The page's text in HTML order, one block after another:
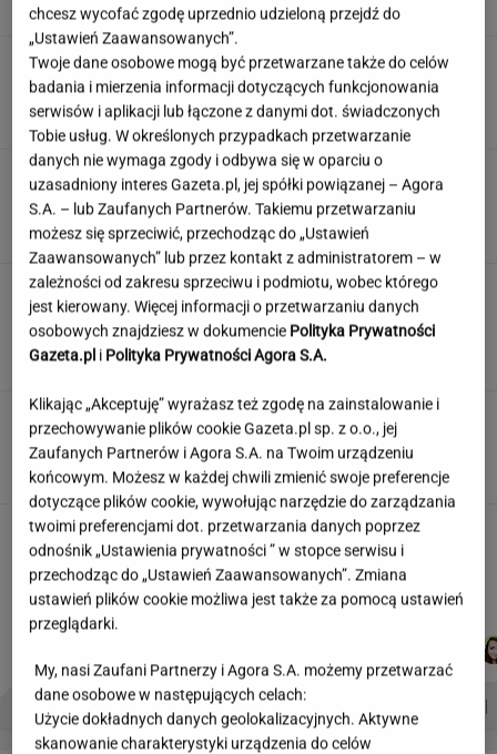
Po tym programie zajrzałam do
piwnicy. Znalazłam skarby warte krocie
ANNA GOWOREK
Ten quiz wiedzy ogólnej to solidny trening
umysłu! Przekroczysz 9/14?
To jeden z najczęstszych błędów przed
zagranicznym wyjazdem. O tym wiele osób
zapomina
MATERIAŁ PROMOCYJNY
Skłodowska na banknocie?
Zadecydowała interwencja polskiego ministra
SUBSKRYPCJA
Kulisy zmian w "halo tu polsat".
"Cichopek źle wypadła w badaniach"
PROBLEMY POLSKICH SIATKARZY ZNAK Z '30'
chcesz wycofać zgodę uprzednio udzieloną przejdź do
„Ustawień Zaawansowanych”.
Twoje dane osobowe mogą być przetwarzane także do celów
badania i mierzenia informacji dotyczących funkcjonowania
serwisów i aplikacji lub łączone z danymi dot. świadczonych
Tobie usług. W określonych przypadkach przetwarzanie
danych nie wymaga zgody i odbywa się w oparciu o
uzasadniony interes Gazeta.pl, jej spółki powiązanej – Agora
S.A. – lub Zaufanych Partnerów. Takiemu przetwarzaniu
możesz się sprzeciwić, przechodząc do „Ustawień
Zaawansowanych” lub przez kontakt z administratorem – w
zależności od zakresu sprzeciwu i podmiotu, wobec którego
jest kierowany. Więcej informacji o przetwarzaniu danych
osobowych znajdziesz w dokumencie Polityka Prywatności
Gazeta.pl i Polityka Prywatności Agora S.A.
Klikając „Akceptuję” wyrażasz też zgodę na zainstalowanie i
przechowywanie plików cookie Gazeta.pl sp. z o.o., jej
Zaufanych Partnerów i Agora S.A. na Twoim urządzeniu
końcowym. Możesz w każdej chwili zmienić swoje preferencje
dotyczące plików cookie, wywołując narzędzie do zarządzania
twoimi preferencjami dot. przetwarzania danych poprzez
odnośnik „Ustawienia prywatności ” w stopce serwisu i
przechodząc do „Ustawień Zaawansowanych”. Zmiana
ustawień plików cookie możliwa jest także za pomocą ustawień
przeglądarki.
My, nasi Zaufani Partnerzy i Agora S.A. możemy przetwarzać
dane osobowe w następujących celach:
Użycie dokładnych danych geolokalizacyjnych. Aktywne
skanowanie charakterystyki urządzenia do celów